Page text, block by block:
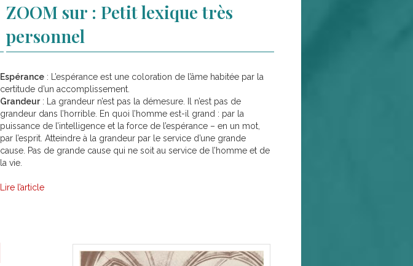
ZOOM sur : Petit lexique très
personnel
Espérance : L’espérance est une coloration de l’âme habitée par la
certitude d’un accomplissement.
Grandeur: La grandeur n’est pas la démesure. Il n’est pas de
grandeur dans l’horrible. En quoi l’homme est-il grand : par la
puissance de l’intelligence et la force de l’espérance – en un mot,
par l’esprit. Atteindre à la grandeur par le service d’une grande
cause. Pas de grande cause qui ne soit au service de l’homme et de
la vie.
Lire l’article